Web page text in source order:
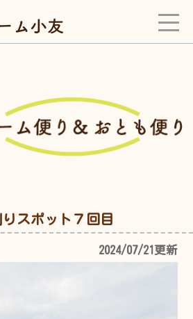
スポット７回目
2024/07/21更新